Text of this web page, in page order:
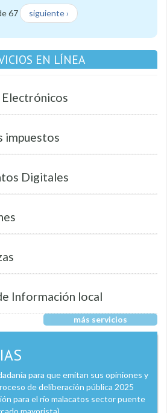
67 siguiente ›
EN LÍNEA
impuestos
Digitales
Información local
más servicios
para que emitan sus opiniones y
de deliberación pública 2025
para el río malacatos sector puente
mayorista)